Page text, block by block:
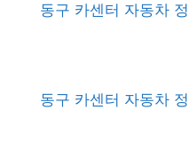
동구 카센터 자동차
동구 카센터 자동차